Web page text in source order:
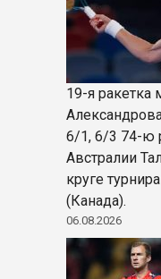
19-я ракетка
6/1, 6/3 74-ю
Австралии
круге
(Канада).
06.08.2026